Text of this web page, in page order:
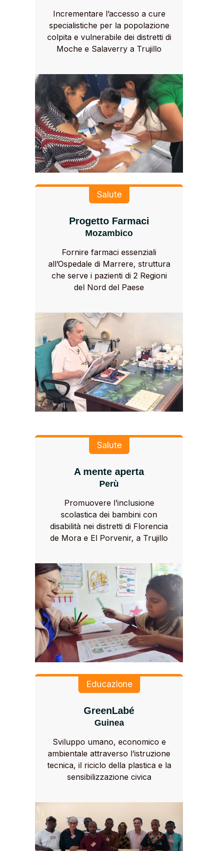
Incrementare l’accesso a cure
specialistiche per la popolazione
colpita e vulnerabile dei distretti di
Moche e Salaverry a Trujillo
Salute
Progetto Farmaci
Mozambico
Fornire farmaci essenziali
all’Ospedale di Marrere, struttura
che serve i pazienti di 2 Regioni
del Nord del Paese
Salute
A mente aperta
Perù
Promuovere l’inclusione
scolastica dei bambini con
disabilità nei distretti di Florencia
de Mora e El Porvenir, a Trujillo
Educazione
GreenLabé
Guinea
Sviluppo umano, economico e
ambientale attraverso l’istruzione
tecnica, il riciclo della plastica e la
sensibilizzazione civica